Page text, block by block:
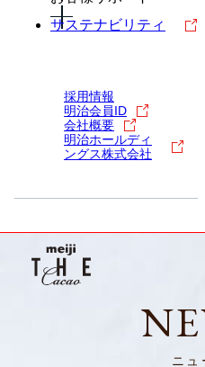
サステナビリティ
採用情報
明治会員ID
会社概要
明治ホールディ
ングス株式会社
ニュ